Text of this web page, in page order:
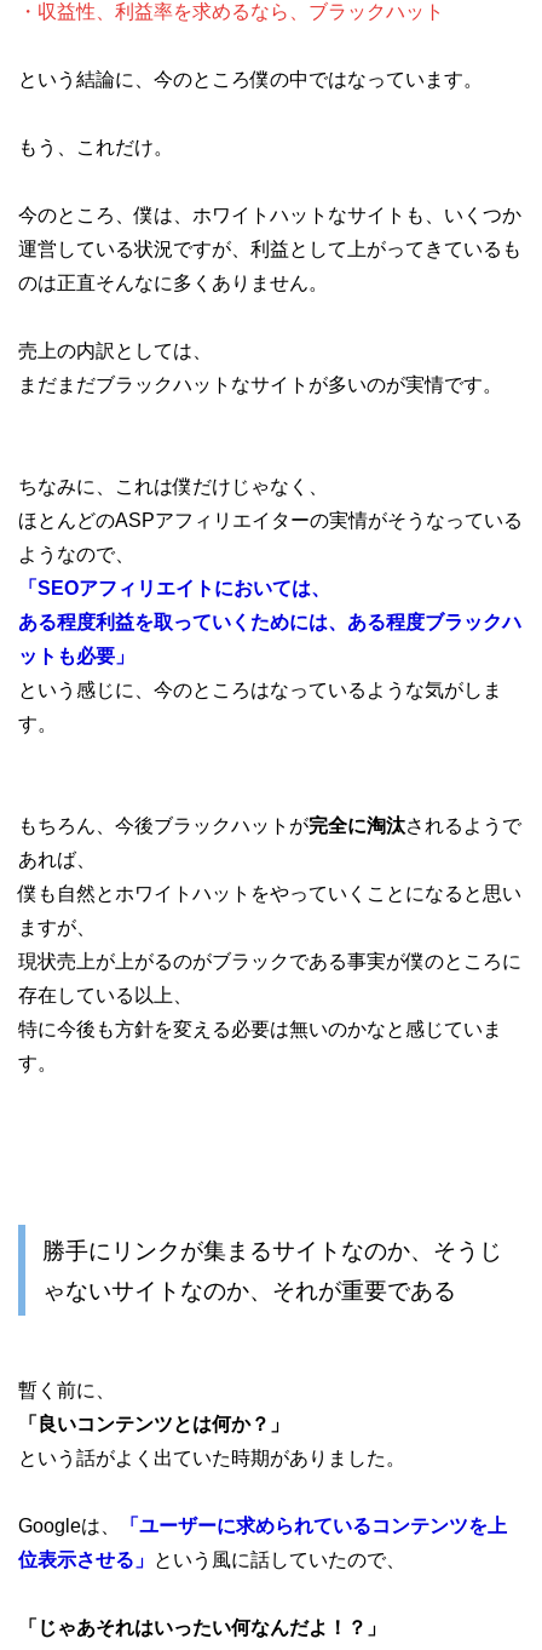
・収益性、利益率を求めるなら、ブラックハット
という結論に、今のところ僕の中ではなっています。
もう、これだけ。
今のところ、僕は、ホワイトハットなサイトも、いくつか
運営している状況ですが、利益として上がってきているも
のは正直そんなに多くありません。
売上の内訳としては、
まだまだブラックハットなサイトが多いのが実情です。
ちなみに、これは僕だけじゃなく、
ほとんどのASPアフィリエイターの実情がそうなっている
ようなので、
「SEOアフィリエイトにおいては、
ある程度利益を取っていくためには、ある程度ブラックハ
ットも必要」
という感じに、今のところはなっているような気がしま
す。
もちろん、今後ブラックハットが完全に淘汰されるようで
あれば、
僕も自然とホワイトハットをやっていくことになると思い
ますが、
現状売上が上がるのがブラックである事実が僕のところに
存在している以上、
特に今後も方針を変える必要は無いのかなと感じていま
す。
勝手にリンクが集まるサイトなのか、そうじ
ゃないサイトなのか、それが重要である
暫く前に、
「良いコンテンツとは何か？」
という話がよく出ていた時期がありました。
Googleは、
「ユーザーに求められているコンテンツを上
位表示させる」 という風に話していたので、
「じゃあそれはいったい何なんだよ！？」